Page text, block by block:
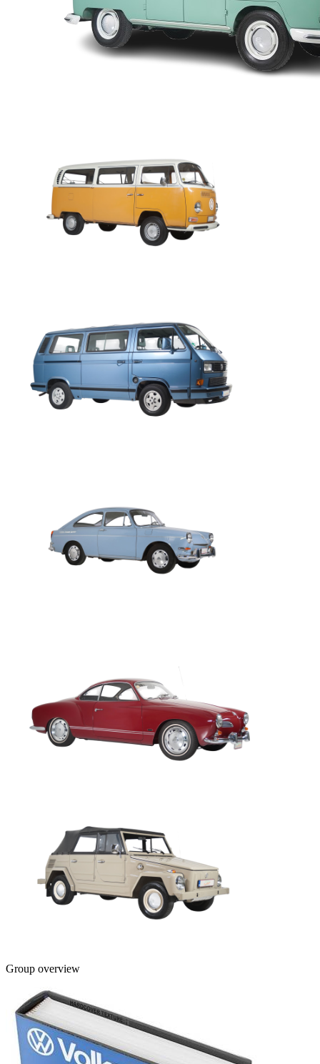
Group overview